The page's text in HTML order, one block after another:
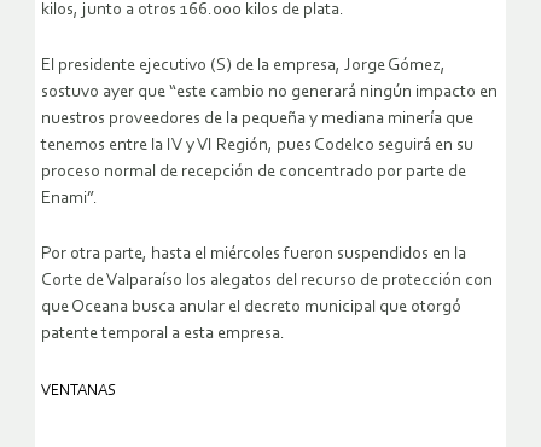
kilos, junto a otros 166.000 kilos de plata.
El presidente ejecutivo (S) de la empresa, Jorge Gómez,
sostuvo ayer que “este cambio no generará ningún impacto en
nuestros proveedores de la pequeña y mediana minería que
tenemos entre la IV y VI Región, pues Codelco seguirá en su
proceso normal de recepción de concentrado por parte de
Enami”.
Por otra parte, hasta el miércoles fueron suspendidos en la
Corte de Valparaíso los alegatos del recurso de protección con
que Oceana busca anular el decreto municipal que otorgó
patente temporal a esta empresa.
VENTANAS